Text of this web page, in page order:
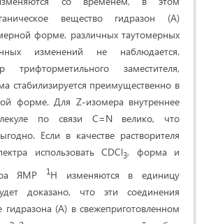
вещество гидразон (А)
форме. различных таутомерных
изменений не наблюдается.
трифторметильного заместителя,
стабилизируется преимущественно в
форме. Для Z-изомера внутреннее
по связи C=N велико, что
Если в качестве растворителя
использовать CDCl3, форма и
ЯМР
1H изменяются в единицу
доказано, что эти соединения
гидразона (А) в свежеприготовленном